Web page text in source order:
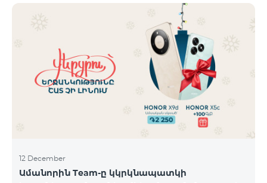
12 December
Ամանորին Team-ը կկրկնապատկի